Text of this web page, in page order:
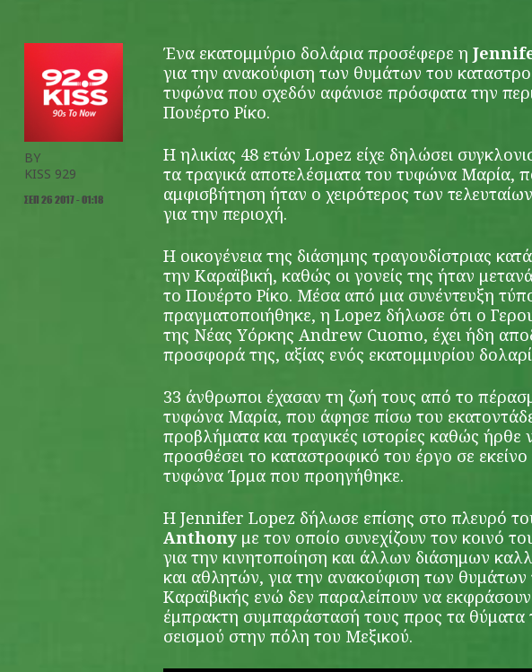
BY
KISS 929
ΣΕΠ 26 2017 - 01:18
Ένα εκατομμύριο δολάρια προσέφερε η
για την ανακούφιση των θυμάτων του
τυφώνα που σχεδόν αφάνισε πρόσφατα την
Πουέρτο Ρίκο.
Η ηλικίας 48 ετών Lopez είχε δηλώσει
τα τραγικά αποτελέσματα του τυφώνα Μαρία,
αμφισβήτηση ήταν ο χειρότερος των
για την περιοχή.
Η οικογένεια της διάσημης τραγουδίστριας
την Καραϊβική, καθώς οι γονείς της ήταν
το Πουέρτο Ρίκο. Μέσα από μια συνέντευξη
πραγματοποιήθηκε, η Lopez δήλωσε ότι ο
της Νέας Υόρκης Andrew Cuomo, έχει ήδη
προσφορά της, αξίας ενός εκατομμυρίου
33 άνθρωποι έχασαν τη ζωή τους από το
τυφώνα Μαρία, που άφησε πίσω του
προβλήματα και τραγικές ιστορίες καθώς ήρθε
προσθέσει το καταστροφικό του έργο σε εκείνο
τυφώνα Ίρμα που προηγήθηκε.
Η Jennifer Lopez δήλωσε επίσης στο πλευρό
Anthony με τον οποίο συνεχίζουν τον κοινό
για την κινητοποίηση και άλλων διάσημων
και αθλητών, για την ανακούφιση των θυμάτων
Καραϊβικής ενώ δεν παραλείπουν να
έμπρακτη συμπαράστασή τους προς τα θύματα
σεισμού στην πόλη του Μεξικού.